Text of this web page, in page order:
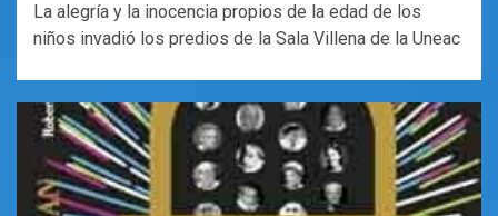
La alegría y la inocencia propios de la edad de los
niños invadió los predios de la Sala Villena de la Uneac